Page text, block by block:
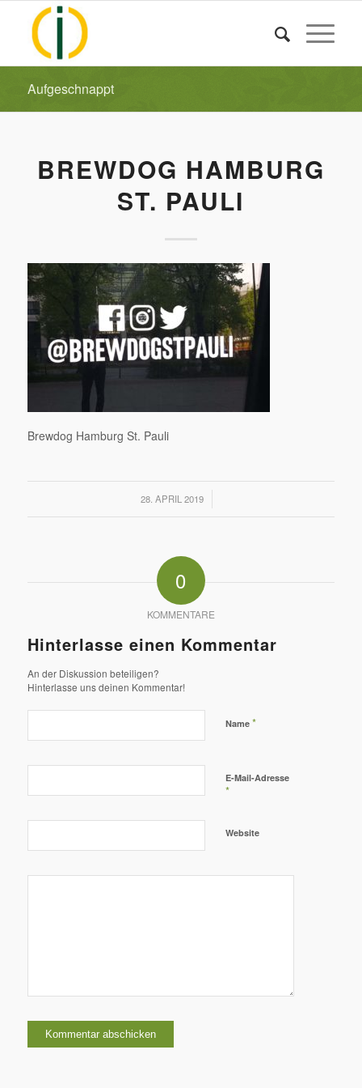
Aufgeschnappt
BREWDOG HAMBURG
ST. PAULI
Brewdog Hamburg St. Pauli
28. APRIL 2019
/
0
KOMMENTARE
Hinterlasse einen Kommentar
An der Diskussion beteiligen?
Hinterlasse uns deinen Kommentar!
Name *
E-Mail-Adresse
*
Website